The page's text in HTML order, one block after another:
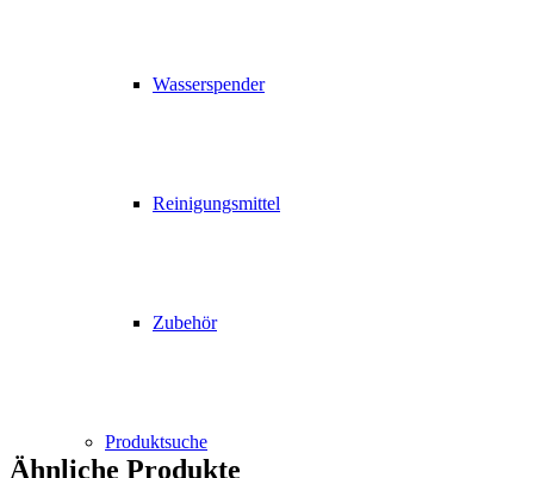
Wasserspender
Reinigungsmittel
Zubehör
Produktsuche
Ähnliche Produkte